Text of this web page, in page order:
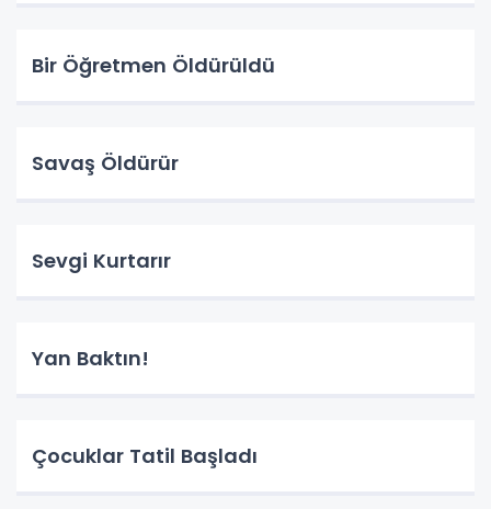
Bir Öğretmen Öldürüldü
Savaş Öldürür
Sevgi Kurtarır
Yan Baktın!
Çocuklar Tatil Başladı